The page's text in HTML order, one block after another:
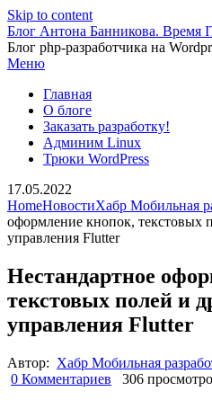
Skip to content
Блог Антона Банникова. Время
Блог php-разработчика на
Меню
Главная
О блоге
Заказать разработку!
Админим Linux
Трюки WordPress
17.05.2022
HomeНовостиХабр Мобильная
оформление кнопок, текстовых
управления Flutter
Нестандартное
текстовых полей и
управления Flutter
Автор: Хабр Мобильная
0 Комментариев
306